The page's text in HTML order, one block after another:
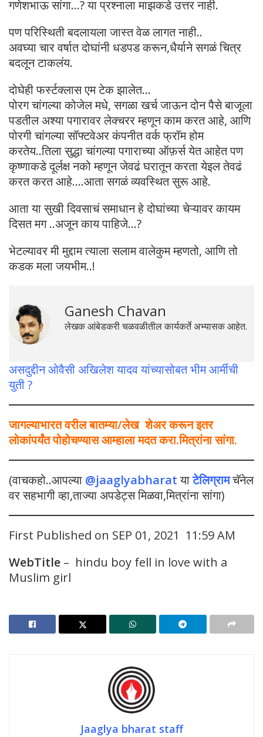
गणेशभाऊ सांगा…? या प्रश्नाला माझकडे उत्तर नाही.
पण परिस्थिती बदलायला जास्त वेळ लागत नाही..
अवघ्या चार वर्षात दोघांनी धडपड करून,धैर्याने सगळं चित्र
बदलून टाकलंय.
दोघेही फर्स्टक्लास एम टेक झालेत…
पोरग चांगल्या कोजेल मधे, सगळा खर्च जाऊन दोन पैसे बाजूला
पडतील अश्या पगारावर लेक्चरर म्हणून काम करत आहे, आणि
पोरगी चांगल्या सॉफ्टवेअर कंपनीत वर्क फ्रॉम होम
करतेय..तिला सुद्धा चांगल्या पगाराच्या ऑफ़र्स येत आहेत पण
कृष्णाकडे दूर्लक्ष नको म्हणून जेवढं घरातून करता येइल तेवढं
करत करत आहे….आता सगळं व्यवस्थित सुरू आहे.
आता या सुखी दिवसाचं समाधान हे दोघांच्या चेऱ्यावर कायम
दिसत मग ..अजून काय पाहिजे…?
भेटल्यावर मी मुद्दाम त्याला सलाम वालेकुम म्हणतो, आणि तो
कडक मला जयभीम..!
Ganesh Chavan
लेखक आंबेडकरी चळवळीतील कार्यकर्ते अभ्यासक आहेत.
असदुद्दीन ओवैसी अखिलेश यादव यांच्यासोबत भीम आर्मीची
युती ?
जागल्याभारत वरील बातम्या/लेख शेअर करून इतर
लोकांपर्यंत पोहोचण्यास आम्हाला मदत करा.मित्रांना सांगा.
(वाचकहो..आपल्या @jaaglyabharat याटेलिग्रामचॅनेल
वर सहभागी व्हा,ताज्या अपडेट्स मिळवा,मित्रांना सांगा)
First Published on SEP 01, 2021 11:59 AM
WebTitle – hindu boy fell in love with a
Muslim girl
Jaaglya bharat staff